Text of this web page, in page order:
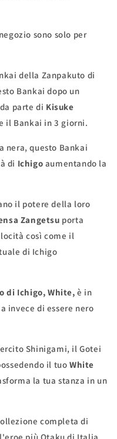
sono solo per
della Zanpakuto di
Bankai dopo un
parte di Kisuke
il Bankai in 3 giorni.
nera, questo Bankai
di Ichigo aumentando la
il potere della loro
Zangetsu porta
così come il
di Ichigo
di Ichigo, White, è in
invece di essere nero
Shinigami, il Gotei
il tuoWhite
la tua stanza in un
completa di
più Otaku di Italia.